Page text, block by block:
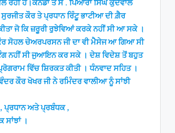
ਰਹੀ ਹੈ।ਕੈਨੇਡਾ ਤੋਂ ਸ . ਪਿਆਰਾ ਸਿੰਘ ਕੁੱਦੋਵਾਲ
ਕੌਰ ਤੇ ਪ੍ਰਧਾਨ ਰਿੰਟੂ ਭਾਟੀਆ ਦੀ ਗ਼ੈਰ
ਜੋ ਕਿ ਜ਼ਰੂਰੀ ਰੁਝੇਵਿਆਂ ਕਰਕੇ ਨਹੀਂ ਸੀ ਆ ਸਕੇ ।
ਸੋਹਲ ਚੇਅਰਪਰਸਨ ਜੀ ਦਾ ਵੀ ਮੈਸੇਜ ਆ ਗਿਆ ਸੀ
ਨਹੀਂ ਸੀ ਜੁਆਇਨ ਕਰ ਸਕੇ । ਦੇਸ਼ ਵਿਦੇਸ਼ ਤੋਂ ਬਹੁਤ
ਵਿੱਚ ਸ਼ਿਰਕਤ ਕੀਤੀ । ਧੰਨਵਾਦ ਸਹਿਤ ।
ਕੌਰ ਖੋਖਰ ਜੀ ਨੇ ਰਮਿੰਦਰ ਵਾਲੀਆ ਨੂੰ ਸਾਂਝੀ
ਪ੍ਰਧਾਨ ਅਤੇ ਪ੍ਰਬੰਧਕ ,
ਸਾਂਝਾਂ ।